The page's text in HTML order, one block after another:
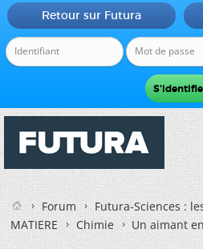
Retour sur Futura
Forum
Futura-Sciences :
MATIERE
Chimie Un aimant